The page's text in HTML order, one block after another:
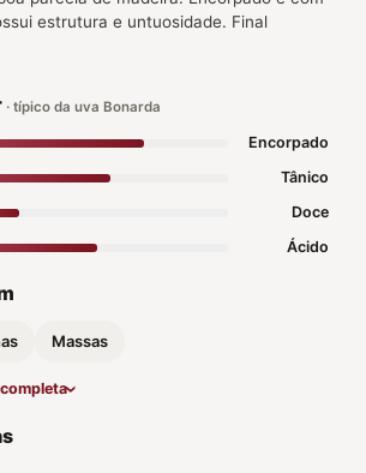
estrutura e untuosidade. Final
· típico da uva Bonarda
Encorpado
Tânico
Doce
Ácido
Massas